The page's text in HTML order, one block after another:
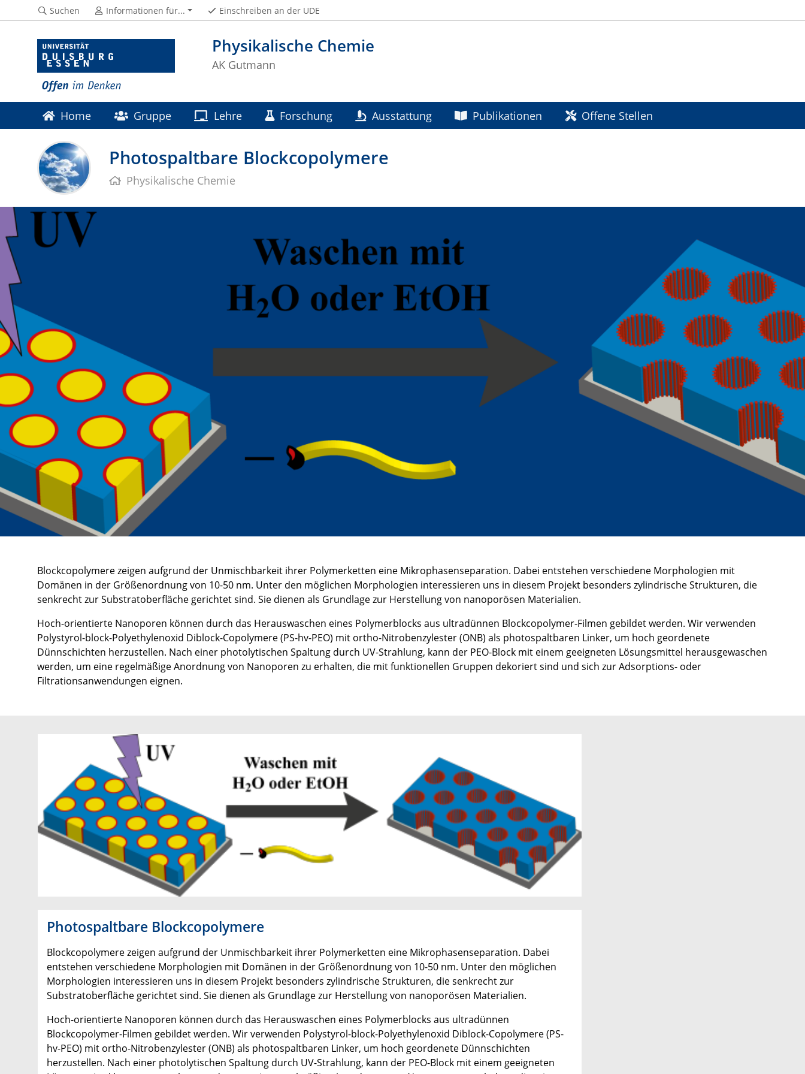
Physikalische Chemie
AK Gutmann
Suchen Informationen für... Einschreiben an der UDE
Home Gruppe Lehre Forschung Ausstattung Publikationen Offene Stellen
Photospaltbare Blockcopolymere
Physikalische Chemie
Blockcopolymere zeigen aufgrund der Unmischbarkeit ihrer Polymerketten eine Mikrophasenseparation. Dabei entstehen verschiedene Morphologien mit
Domänen in der Größenordnung von 10-50 nm. Unter den möglichen Morphologien interessieren uns in diesem Projekt besonders zylindrische Strukturen, die
senkrecht zur Substratoberfläche gerichtet sind. Sie dienen als Grundlage zur Herstellung von nanoporösen Materialien.
Hoch-orientierte Nanoporen können durch das Herauswaschen eines Polymerblocks aus ultradünnen Blockcopolymer-Filmen gebildet werden. Wir verwenden
Polystyrol-block-Polyethylenoxid Diblock-Copolymere (PS-hv-PEO) mit ortho-Nitrobenzylester (ONB) als photospaltbaren Linker, um hoch geordenete
Dünnschichten herzustellen. Nach einer photolytischen Spaltung durch UV-Strahlung, kann der PEO-Block mit einem geeigneten Lösungsmittel herausgewaschen
werden, um eine regelmäßige Anordnung von Nanoporen zu erhalten, die mit funktionellen Gruppen dekoriert sind und sich zur Adsorptions- oder
Filtrationsanwendungen eignen.
Photospaltbare Blockcopolymere
Blockcopolymere zeigen aufgrund der Unmischbarkeit ihrer Polymerketten eine Mikrophasenseparation. Dabei
entstehen verschiedene Morphologien mit Domänen in der Größenordnung von 10-50 nm. Unter den möglichen
Morphologien interessieren uns in diesem Projekt besonders zylindrische Strukturen, die senkrecht zur
Substratoberfläche gerichtet sind. Sie dienen als Grundlage zur Herstellung von nanoporösen Materialien.
Hoch-orientierte Nanoporen können durch das Herauswaschen eines Polymerblocks aus ultradünnen
Blockcopolymer-Filmen gebildet werden. Wir verwenden Polystyrol-block-Polyethylenoxid Diblock-Copolymere (PS-
hv-PEO) mit ortho-Nitrobenzylester (ONB) als photospaltbaren Linker, um hoch geordenete Dünnschichten
herzustellen. Nach einer photolytischen Spaltung durch UV-Strahlung, kann der PEO-Block mit einem geeigneten